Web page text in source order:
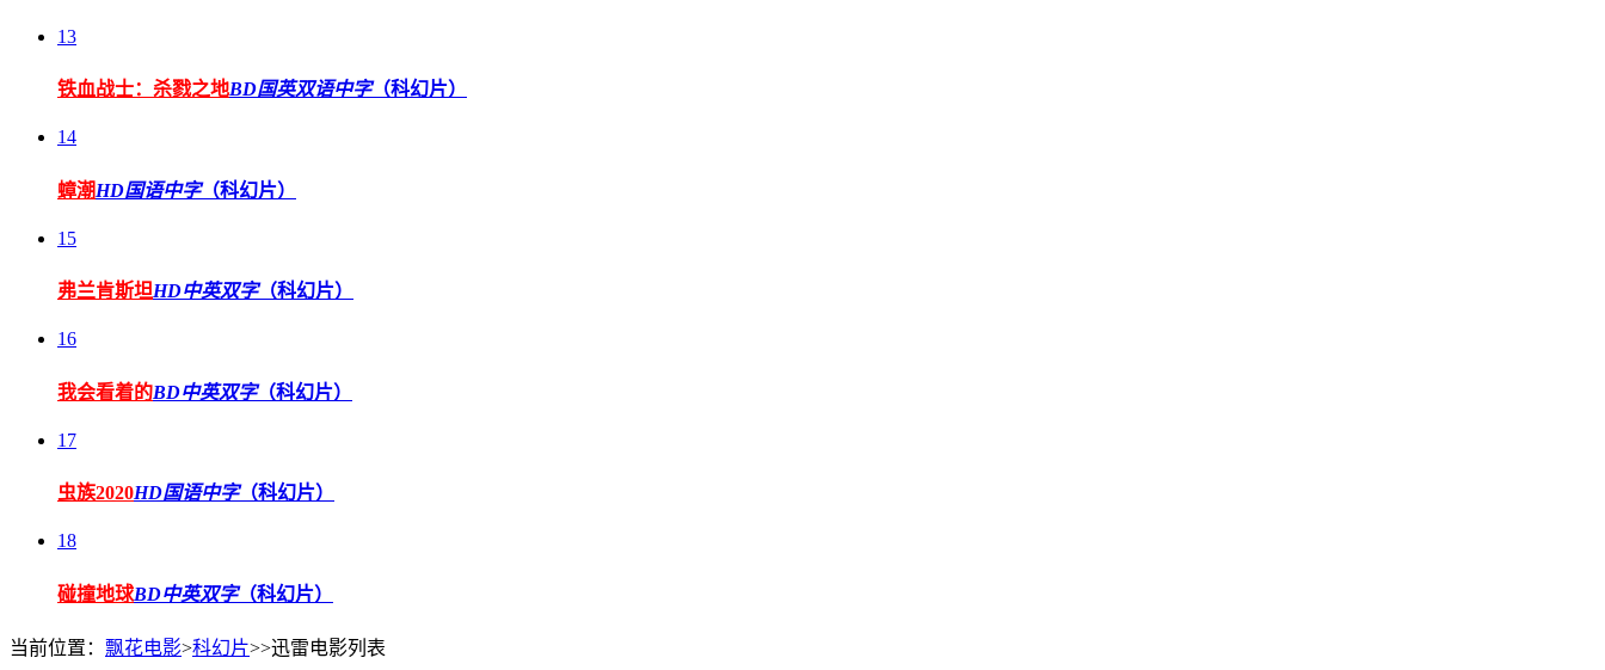
13
铁血战士：杀戮之地BD国英双语中字（科幻片）
14
蟑潮HD国语中字（科幻片）
15
弗兰肯斯坦HD中英双字（科幻片）
16
我会看着的BD中英双字（科幻片）
17
虫族2020HD国语中字（科幻片）
18
碰撞地球BD中英双字（科幻片）
当前位置： 飘花电影>科幻片>>迅雷电影列表